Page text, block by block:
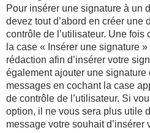
Pour insérer une signature à un
devez tout d’abord en créer une
contrôle de l’utilisateur. Une
la case « Insérer une signature
rédaction afin d’insérer votre
également ajouter une
messages en cochant la case
de contrôle de l’utilisateur. Si
option, il ne vous sera plus utile
message votre souhait d’insérer